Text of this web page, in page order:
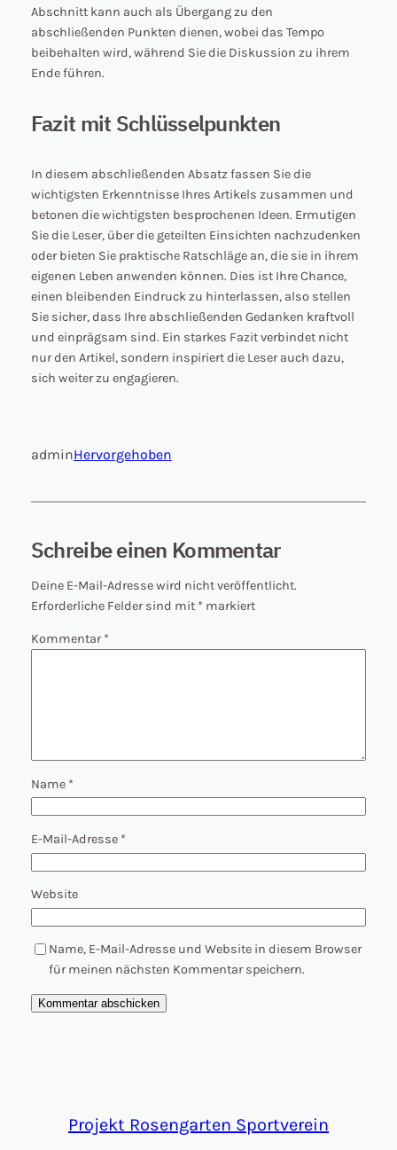
Abschnitt kann auch als Übergang zu den
abschließenden Punkten dienen, wobei das Tempo
beibehalten wird, während Sie die Diskussion zu ihrem
Ende führen.
Fazit mit Schlüsselpunkten
In diesem abschließenden Absatz fassen Sie die
wichtigsten Erkenntnisse Ihres Artikels zusammen und
betonen die wichtigsten besprochenen Ideen. Ermutigen
Sie die Leser, über die geteilten Einsichten nachzudenken
oder bieten Sie praktische Ratschläge an, die sie in ihrem
eigenen Leben anwenden können. Dies ist Ihre Chance,
einen bleibenden Eindruck zu hinterlassen, also stellen
Sie sicher, dass Ihre abschließenden Gedanken kraftvoll
und einprägsam sind. Ein starkes Fazit verbindet nicht
nur den Artikel, sondern inspiriert die Leser auch dazu,
sich weiter zu engagieren.
adminHervorgehoben
Schreibe einen Kommentar
Deine E-Mail-Adresse wird nicht veröffentlicht.
Erforderliche Felder sind mit * markiert
Kommentar*
Name *
E-Mail-Adresse *
Website
Name, E-Mail-Adresse und Website in diesem Browser
für meinen nächsten Kommentar speichern.
Projekt Rosengarten Sportverein